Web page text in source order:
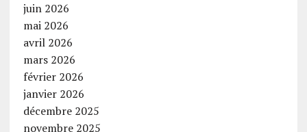
juin 2026
mai 2026
avril 2026
mars 2026
février 2026
janvier 2026
décembre 2025
novembre 2025